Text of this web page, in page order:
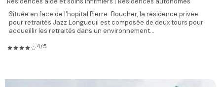
Située en face de l'hopital Pierre-Boucher, la résidence privée
pour retraités Jazz Longueuil est composée de deux tours pour
accueillir les retraités dans un environnement...
4/5